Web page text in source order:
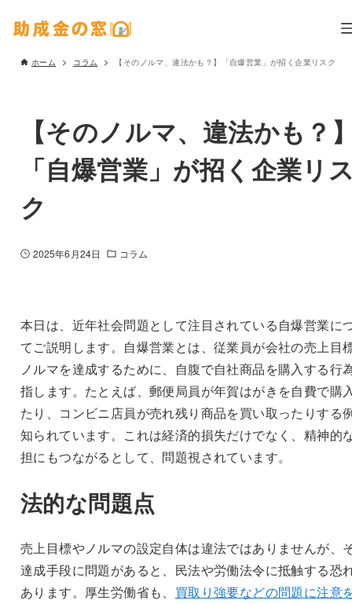
ホーム コラム 【そのノルマ、違法かも？】「自爆営業」が招く企業リスク
【そのノルマ、違法かも？
「自爆営業」が招く企業リ
ク
2025年6月24日 コラム
本日は、近年社会問題として注目されている自爆営業に
てご説明します。自爆営業とは、従業員が会社の売上目
ノルマを達成するために、自腹で自社商品を購入する行
指します。たとえば、郵便局員が年賀はがきを自費で購
たり、コンビニ店員が売れ残り商品を買い取ったりする
知られています。これは経済的損失だけでなく、精神的
担にもつながるとして、問題視されています。
法的な問題点
売上目標やノルマの設定自体は違法ではありませんが、
達成手段に問題があると、民法や労働法令に抵触する恐
あります。厚生労働省も、 買取り強要などの問題に注意